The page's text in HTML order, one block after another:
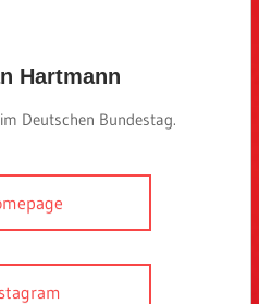
Hartmann
Deutschen Bundestag.